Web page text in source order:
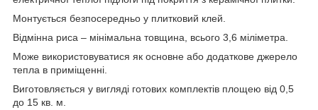
Монтується безпосередньо у плитковий клей.
Відмінна риса – мінімальна товщина, всього 3,6 міліметра.
Може використовуватися як основне або додаткове джерело
тепла в приміщенні.
Виготовляється у вигляді готових комплектів площею від 0,5
до 15 кв. м.